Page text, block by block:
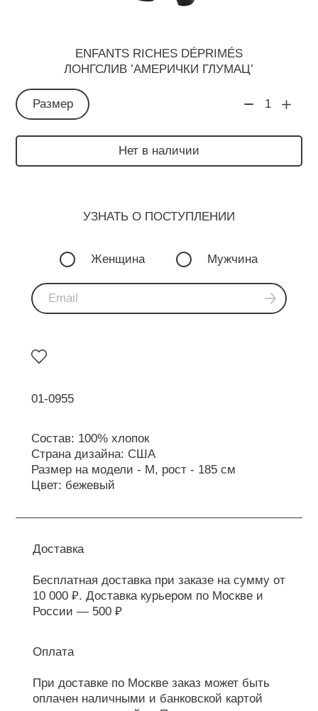
ENFANTS RICHES DÉPRIMÉS
ЛОНГСЛИВ ’АМЕРИЧКИ ГЛУМАЦ’
Размер 1
Нет в наличии
УЗНАТЬ О ПОСТУПЛЕНИИ
Женщина Мужчина
01-0955
Состав: 100% хлопок
Страна дизайна: США
Размер на модели - М, рост - 185 см
Цвет: бежевый
Доставка
Бесплатная доставка при заказе на сумму от
10 000 ₽. Доставка курьером по Москве и
России — 500 ₽
Оплата
При доставке по Москве заказ может быть
оплачен наличными и банковской картой